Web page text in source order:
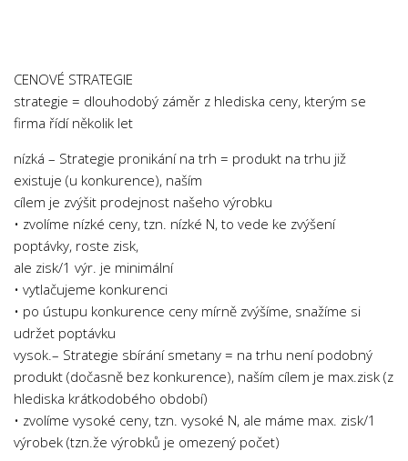
Ekonomie
Fyzika
Informatika
Jazyky
Management
Marketing
Němčina
Občanská nauka
Pedagogika
Právo
Psychologie a Sociologie
Společenské vědy
CENOVÉ STRATEGIE
strategie = dlouhodobý záměr z hlediska ceny, kterým se
firma řídí několik let
nízká – Strategie pronikání na trh = produkt na trhu již
existuje (u konkurence), naším
cílem je zvýšit prodejnost našeho výrobku
• zvolíme nízké ceny, tzn. nízké N, to vede ke zvýšení
poptávky, roste zisk,
ale zisk/1 výr. je minimální
• vytlačujeme konkurenci
• po ústupu konkurence ceny mírně zvýšíme, snažíme si
udržet poptávku
vysok.– Strategie sbírání smetany = na trhu není podobný
produkt (dočasně bez konkurence), naším cílem je max.zisk (z
hlediska krátkodobého období)
• zvolíme vysoké ceny, tzn. vysoké N, ale máme max. zisk/1
výrobek (tzn.že výrobků je omezený počet)